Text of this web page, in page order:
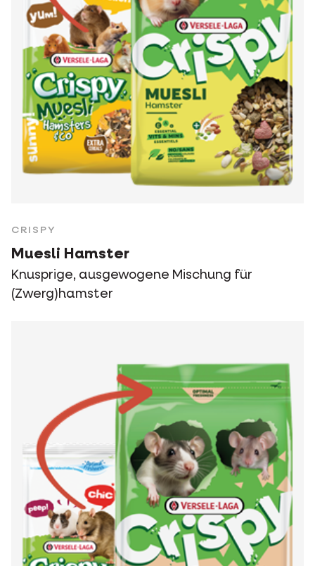
CRISPY
Muesli Hamster
Knusprige, ausgewogene Mischung für
(Zwerg)hamster